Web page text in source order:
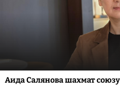
Аида Салянова шахмат